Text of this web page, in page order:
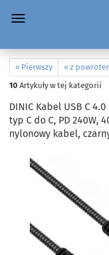
« Pierwszy « z
10 Artykuły w tej kategorii
DINIC Kabel USB C
typ C do C, PD 240W,
nylonowy kabel,